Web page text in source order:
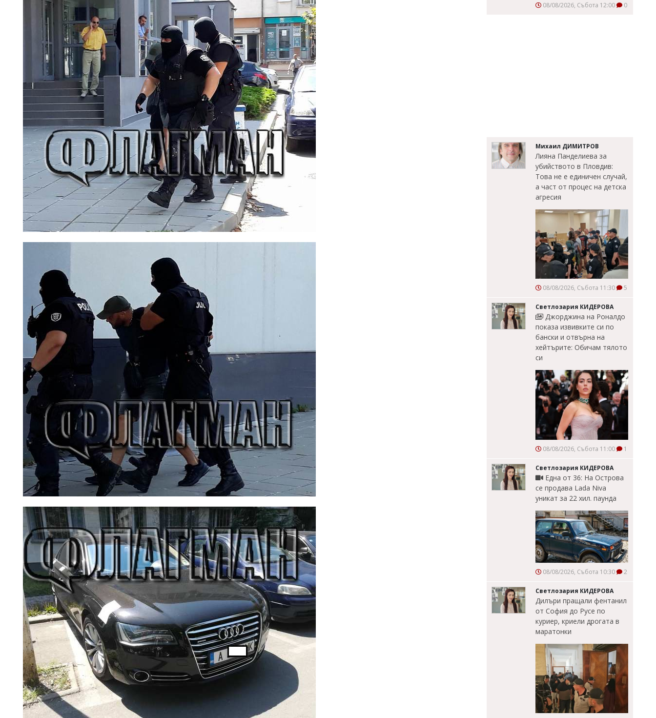
08/08/2026, Събота 12:00 0
Михаил ДИМИТРОВ
Лияна Панделиева за
убийството в Пловдив:
Това не е единичен случай,
а част от процес на детска
агресия
08/08/2026, Събота 11:30 5
Светлозария КИДЕРОВА
Джорджина на Роналдо
показа извивките си по
бански и отвърна на
хейтърите: Обичам тялото
си
08/08/2026, Събота 11:00 1
Светлозария КИДЕРОВА
Една от 36: На Острова
се продава Lada Niva
уникат за 22 хил. паунда
08/08/2026, Събота 10:30 2
Светлозария КИДЕРОВА
Дилъри пращали фентанил
от София до Русе по
куриер, криели дрогата в
маратонки